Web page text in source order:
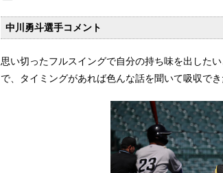
中川勇斗選手コメント
思い切ったフルスイングで自分の持ち味を出した
で、タイミングがあれば色んな話を聞いて吸収でき